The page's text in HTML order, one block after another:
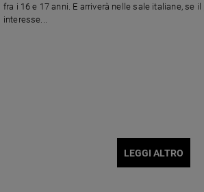
fra i 16 e 17 anni. E arriverà nelle sale italiane, se
interesse...
LEGGI ALTRO